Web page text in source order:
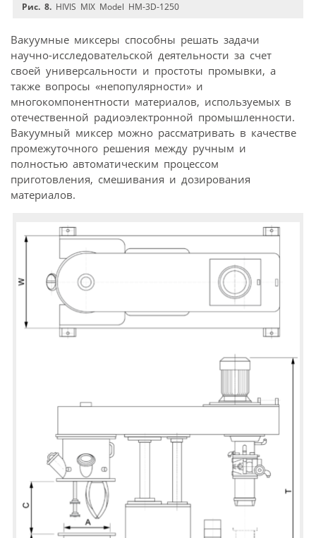
Рис. 8. HIVIS MIX Model HM‑3D‑1250
Вакуумные миксеры способны решать задачи
научно-исследовательской деятельности за счет
своей универсальности и простоты промывки, а
также вопросы «непопулярности» и
многокомпонентности материалов, используемых в
отечественной радиоэлектронной промышленности.
Вакуумный миксер можно рассматривать в качестве
промежуточного решения между ручным и
полностью автоматическим процессом
приготовления, смешивания и дозирования
материалов.